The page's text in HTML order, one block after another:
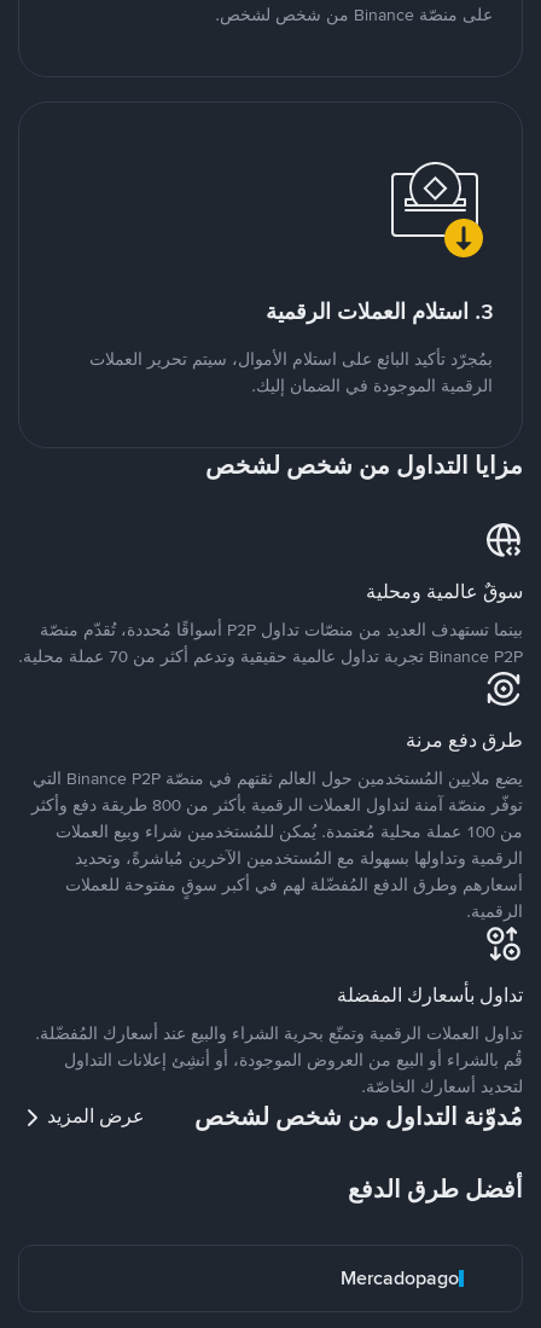
على منصّة Binance من شخص لشخص.
3. استلام العملات الرقمية
بمُجرّد تأكيد البائع على استلام الأموال، سيتم تحرير العملات
الرقمية الموجودة في الضمان إليك.
مزايا التداول من شخص لشخص
سوقٌ عالمية ومحلية
بينما تستهدف العديد من منصّات تداول P2P أسواقًا مُحددة، تُقدّم منصّة
Binance P2P تجربة تداول عالمية حقيقية وتدعم أكثر من 70 عملة محلية.
طرق دفع مرنة
يضع ملايين المُستخدمين حول العالم ثقتهم في منصّة Binance P2P التي
توفّر منصّة آمنة لتداول العملات الرقمية بأكثر من 800 طريقة دفع وأكثر
من 100 عملة محلية مُعتمدة. يُمكن للمُستخدمين شراء وبيع العملات
الرقمية وتداولها بسهولة مع المُستخدمين الآخرين مُباشرةً، وتحديد
أسعارهم وطرق الدفع المُفضّلة لهم في أكبر سوقٍ مفتوحة للعملات
الرقمية.
تداول بأسعارك المفضلة
تداول العملات الرقمية وتمتّع بحرية الشراء والبيع عند أسعارك المُفضّلة.
قُم بالشراء أو البيع من العروض الموجودة، أو أنشِئ إعلانات التداول
لتحديد أسعارك الخاصّة.
مُدوّنة التداول من شخص لشخص عرض المزيد
أفضل طرق الدفع
Mercadopago